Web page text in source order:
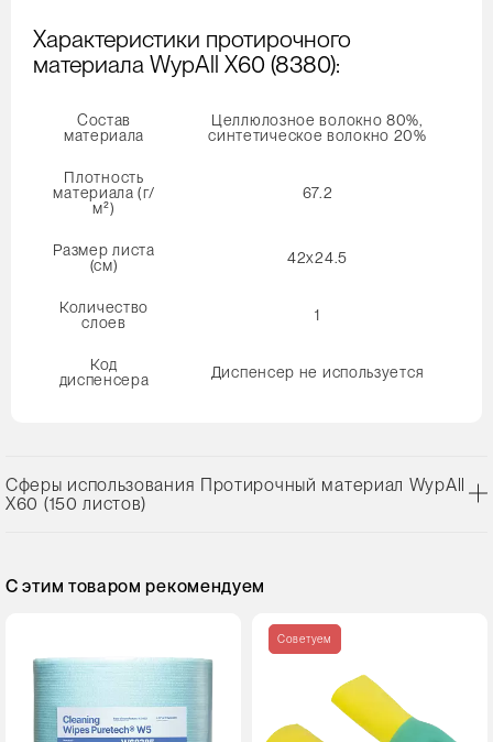
Характеристики протирочного
материала WypAll X60 (8380):
Состав
материала
Целлюлозное волокно 80%,
синтетическое волокно 20%
Плотность
материала (г/
м²)
67.2
Размер листа
(см)
42x24.5
Количество
слоев
1
Код
диспенсера
Диспенсер не используется
Сферы использования Протирочный материал WypAll
X60 (150 листов)
С этим товаром рекомендуем
Советуем